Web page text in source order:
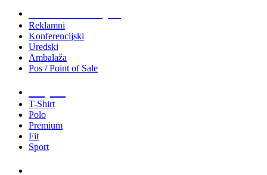
Reklamni
Konferencijski
Uredski
Ambalaža
Pos / Point of Sale
T-Shirt
Polo
Premium
Fit
Sport